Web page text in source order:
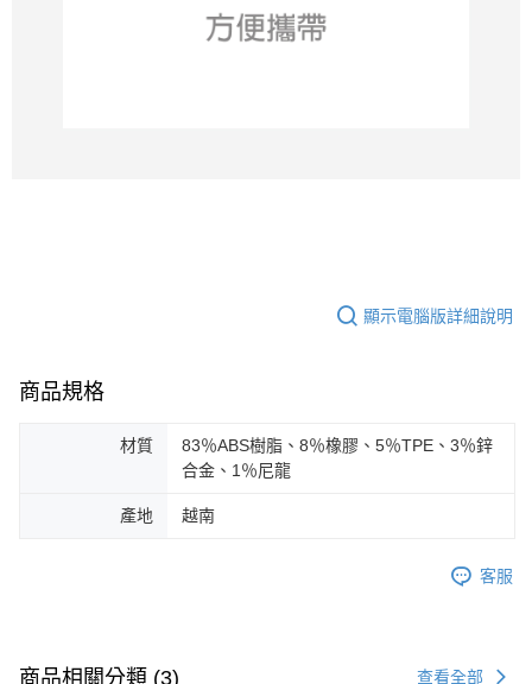
顯示電腦版詳細說明
商品規格
材質
83％ABS樹脂、8％橡膠、5％TPE、3％鋅
合金、1％尼龍
產地 越南
客服
商品相關分類 (3) 查看全部